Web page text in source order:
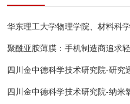
华东理工大学物理学院、材料科
应纳米通道
聚酰亚胺薄膜：手机制造商追求
四川金中德科学技术研究院-研究
四川金中德科学技术研究院-纳米